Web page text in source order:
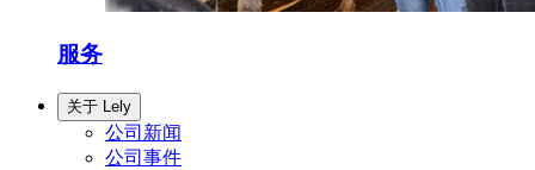
服务
关于 Lely
公司新闻
公司事件